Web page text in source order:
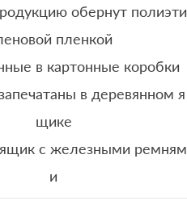
обернут полиэти
пленкой
в картонные коробки
в деревянном я
щике
с железными ремням
и